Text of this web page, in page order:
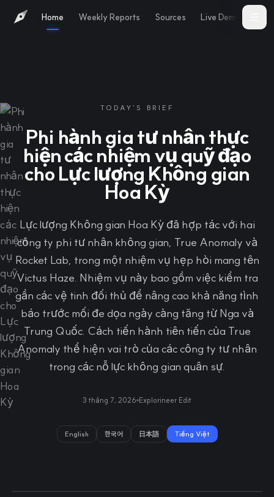
Home Weekly Reports Sources Live Demo
TODAY'S BRIEF
Phi hành gia tư nhân thực
hiện các nhiệm vụ quỹ đạo
cho Lực lượng Không gian
Hoa Kỳ
Lực lượng Không gian Hoa Kỳ đã hợp tác với hai
công ty phi tư nhân không gian, True Anomaly và
Rocket Lab, trong một nhiệm vụ hẹp hòi mang tên
Victus Haze. Nhiệm vụ này bao gồm việc kiểm tra
gần các vệ tinh đối thủ để nâng cao khả năng tình
báo trước mối đe dọa ngày càng tăng từ Nga và
Trung Quốc. Cách tiến hành tiên tiến của True
Anomaly thể hiện vai trò của các công ty tư nhân
trong các nỗ lực không gian quân sự.
3 tháng 7, 2026 Explorineer Edit
English 한국어 日本語 Tiếng Việt